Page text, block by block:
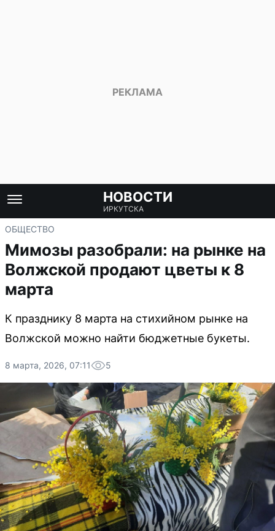
НОВОСТИ
ИРКУТСКА
ОБЩЕСТВО
Мимозы разобрали: на рынке на
Волжской продают цветы к 8
марта
К празднику 8 марта на стихийном рынке на
Волжской можно найти бюджетные букеты.
8 марта, 2026, 07:11 5